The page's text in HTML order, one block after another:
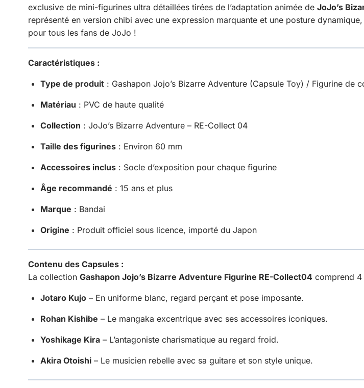
exclusive de mini-figurines ultra détaillées tirées de l’adaptation animée de JoJo’s
représenté en version chibi avec une expression marquante et une posture
pour tous les fans de JoJo !
Caractéristiques :
Type de produit : Gashapon Jojo’s Bizarre Adventure (Capsule Toy) / Figurine de
Matériau : PVC de haute qualité
Collection : JoJo’s Bizarre Adventure – RE-Collect 04
Taille des figurines : Environ 60 mm
Accessoires inclus : Socle d’exposition pour chaque figurine
Âge recommandé : 15 ans et plus
Marque : Bandai
Origine : Produit officiel sous licence, importé du Japon
Contenu des Capsules :
La collection Gashapon Jojo’s Bizarre Adventure Figurine RE-Collect04 comprend 4
Jotaro Kujo – En uniforme blanc, regard perçant et pose imposante.
Rohan Kishibe – Le mangaka excentrique avec ses accessoires iconiques.
Yoshikage Kira – L’antagoniste charismatique au regard froid.
Akira Otoishi – Le musicien rebelle avec sa guitare et son style unique.